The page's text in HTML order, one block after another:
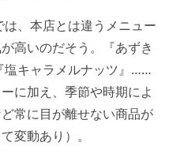
、本店とは違うメニュー
高いのだそう。『あずき
塩キャラメルナッツ』……
に加え、季節や時期によ
常に目が離せない商品が
変動あり）。